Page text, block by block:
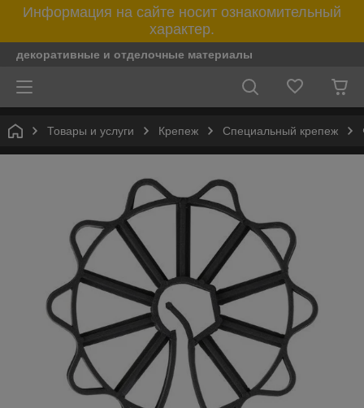
Информация на сайте носит ознакомительный
характер.
декоративные и отделочные материалы
Товары и услуги Крепеж Специальный крепеж